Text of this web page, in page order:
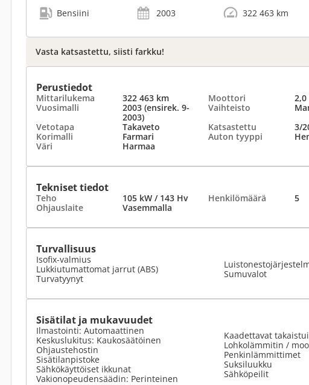
Bensiini 2003 322 463 km
Vasta katsastettu, siisti farkku!
Perustiedot
Mittarilukema 322 463 km Moottori
Vuosimalli
2003 (ensirek. 9-
2003)
Vaihteisto
Vetotapa
Takaveto Katsastettu
3/
Korimalli
Farmari Auton tyyppi
Väri
Harmaa
Tekniset tiedot
Teho 105 kW / 143 Hv Henkilömäärä
5
Ohjauslaite
Vasemmalla
Turvallisuus
Isofix-valmius
Lukkiutumattomat jarrut (ABS)
Turvatyynyt
Sumuvalot
Sisätilat ja mukavuudet
Ilmastointi: Automaattinen
Keskuslukitus: Kaukosäätöinen
Ohjaustehostin
Sisätilanpistoke
Sähkökäyttöiset ikkunat
Vakionopeudensäädin: Perinteinen
Kaadettavat
Lohkolämmitin /
Penkinlämmittimet
Suksiluukku
Sähköpeilit